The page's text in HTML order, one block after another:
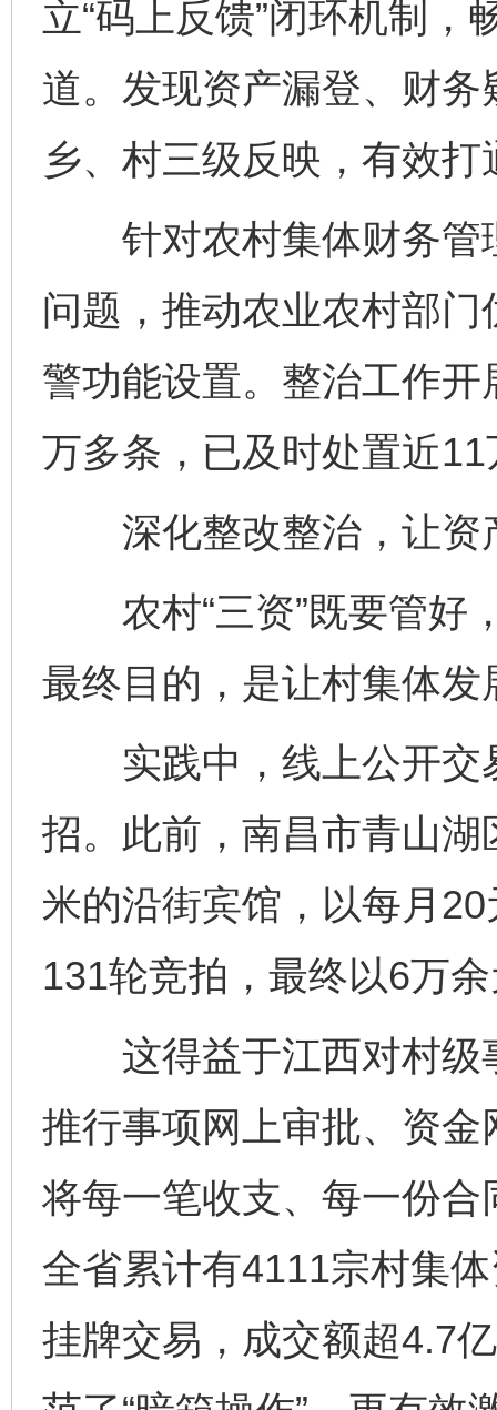
立“码上反馈”闭环机制
道。发现资产漏登、财
乡、村三级反映，有效打
针对农村集体财务管
问题，推动农业农村部门
警功能设置。整治工作
万多条，已及时处置近
深化整改整治，让资
农村“三资”既要管好，
最终目的，是让村集体
实践中，线上公开交
招。此前，南昌市青山
米的沿街宾馆，以每月
131轮竞拍，最终以6万
这得益于江西对村级
推行事项网上审批、资
将每一笔收支、每一份
全省累计有4111宗村集
挂牌交易，成交额超4.7